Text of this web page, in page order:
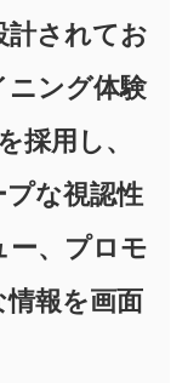
計されてお
ニング体験
採用し、
な視認性
ー、プロモ
報を画面